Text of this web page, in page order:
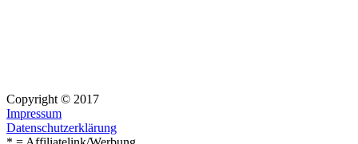
Copyright © 2017
Impressum
Datenschutzerklärung